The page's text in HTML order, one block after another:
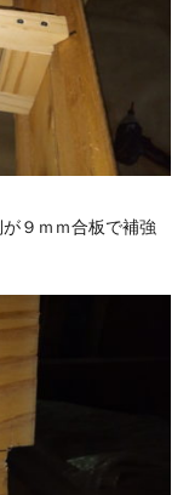
９ｍｍ合板で補強